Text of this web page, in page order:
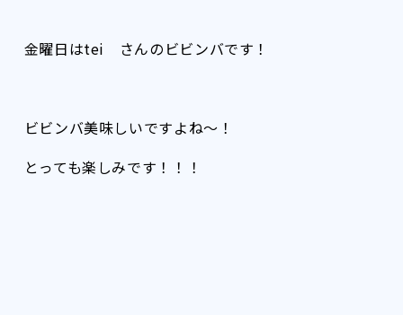
金曜日はtei さんのビビンバです！
ビビンバ美味しいですよね〜！
とっても楽しみです！！！